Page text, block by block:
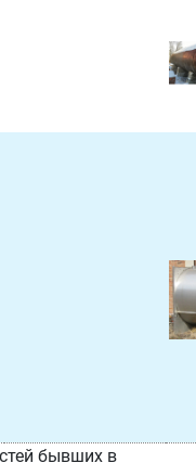
бывших в